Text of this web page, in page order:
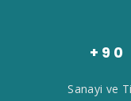
+90
Sanayi ve